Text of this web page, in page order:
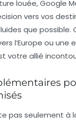
louée, Google
vers vos
que possible.
l’Europe ou une
votre allié
pas seulement à